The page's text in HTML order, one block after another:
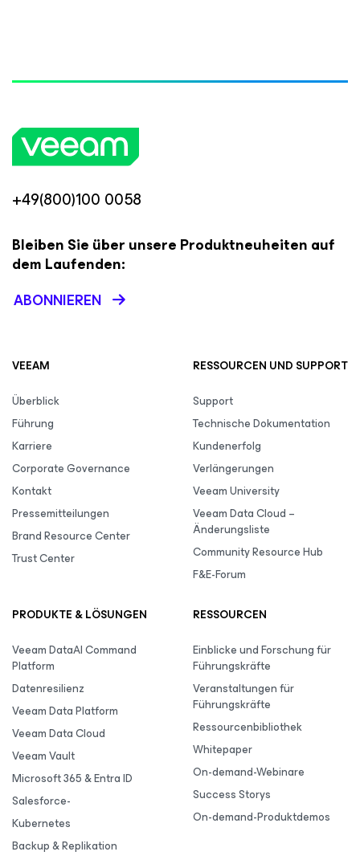
+49(800)100 0058
Bleiben Sie über unsere Produktneuheiten auf
dem Laufenden:
ABONNIEREN
VEEAM
Überblick
Führung
Karriere
Corporate Governance
Kontakt
Pressemitteilungen
Brand Resource Center
Trust Center
RESSOURCEN UND SUPPORT
Support
Technische Dokumentation
Kundenerfolg
Verlängerungen
Veeam University
Veeam Data Cloud –
Änderungsliste
Community Resource Hub
F&E-Forum
PRODUKTE & LÖSUNGEN
Veeam DataAI Command
Platform
Datenresilienz
Veeam Data Platform
Veeam Data Cloud
Veeam Vault
Microsoft 365 & Entra ID
Salesforce-
Kubernetes
Backup & Replikation
RESSOURCEN
Einblicke und Forschung für
Führungskräfte
Veranstaltungen für
Führungskräfte
Ressourcenbibliothek
Whitepaper
On-demand-Webinare
Success Storys
On-demand-Produktdemos